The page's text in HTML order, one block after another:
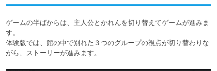
ゲームの半ばからは、主人公とかれんを切り替えてゲームが進みま
す。
体験版では、館の中で別れた３つのグループの視点が切り替わりな
がら、ストーリーが進みます。